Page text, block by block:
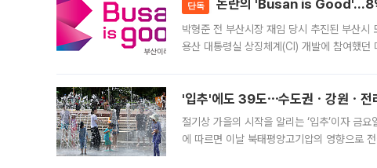
단독 논란의 'Busan is Good'…8
박형준 전 부산시장 재임 당시 추진된 부산
용산 대통령실 상징체계(CI) 개발에 참여했
'입추'에도 39도⋯수도권ㆍ강원ㆍ전
절기상 가을의 시작을 알리는 ‘입추’이자 금
에 따르면 이날 북태평양고기압의 영향으로